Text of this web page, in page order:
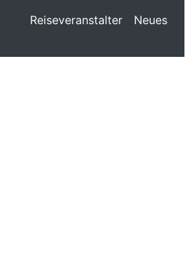
Reiseveranstalter Neues